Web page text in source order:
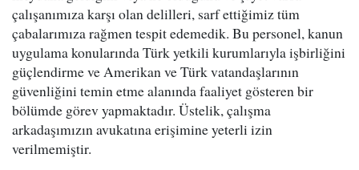
çalışanımıza karşı olan delilleri, sarf ettiğimiz tüm
çabalarımıza rağmen tespit edemedik. Bu personel, kanun
uygulama konularında Türk yetkili kurumlarıyla işbirliğini
güçlendirme ve Amerikan ve Türk vatandaşlarının
güvenliğini temin etme alanında faaliyet gösteren bir
bölümde görev yapmaktadır. Üstelik, çalışma
arkadaşımızın avukatına erişimine yeterli izin
verilmemiştir.